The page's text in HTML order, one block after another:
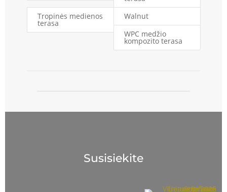
Tropinės medienos
terasa
Walnut
WPC medžio
kompozito terasa
Susisiekite